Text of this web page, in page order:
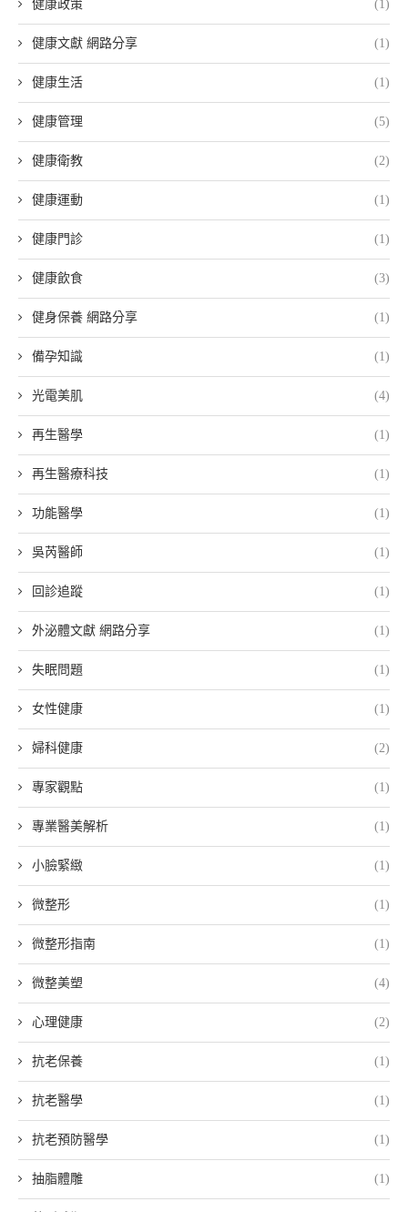
健康政策 (1)
健康文獻 網路分享 (1)
健康生活 (1)
健康管理 (5)
健康衛教 (2)
健康運動 (1)
健康門診 (1)
健康飲食 (3)
健身保養 網路分享 (1)
備孕知識 (1)
光電美肌 (4)
再生醫學 (1)
再生醫療科技 (1)
功能醫學 (1)
吳芮醫師 (1)
回診追蹤 (1)
外泌體文獻 網路分享 (1)
失眠問題 (1)
女性健康 (1)
婦科健康 (2)
專家觀點 (1)
專業醫美解析 (1)
小臉緊緻 (1)
微整形 (1)
微整形指南 (1)
微整美塑 (4)
心理健康 (2)
抗老保養 (1)
抗老醫學 (1)
抗老預防醫學 (1)
抽脂體雕 (1)